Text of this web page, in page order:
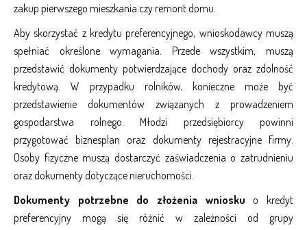
zakup pierwszego mieszkania czy remont domu.
Aby skorzystać z kredytu preferencyjnego, wnioskodawcy muszą
spełniać określone wymagania. Przede wszystkim, muszą
przedstawić dokumenty potwierdzające dochody oraz zdolność
kredytową. W przypadku rolników, konieczne może być
przedstawienie dokumentów związanych z prowadzeniem
gospodarstwa rolnego. Młodzi przedsiębiorcy powinni
przygotować biznesplan oraz dokumenty rejestracyjne firmy.
Osoby fizyczne muszą dostarczyć zaświadczenia o zatrudnieniu
oraz dokumenty dotyczące nieruchomości.
Dokumenty potrzebne do złożenia wniosku o kredyt
preferencyjny mogą się różnić w zależności od grupy